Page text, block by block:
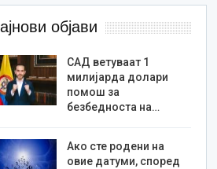
објави
САД ветуваат 1
милијарда долари
помош за
безбедноста на…
Ако сте родени на
овие датуми, според